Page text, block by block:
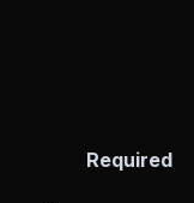
Required